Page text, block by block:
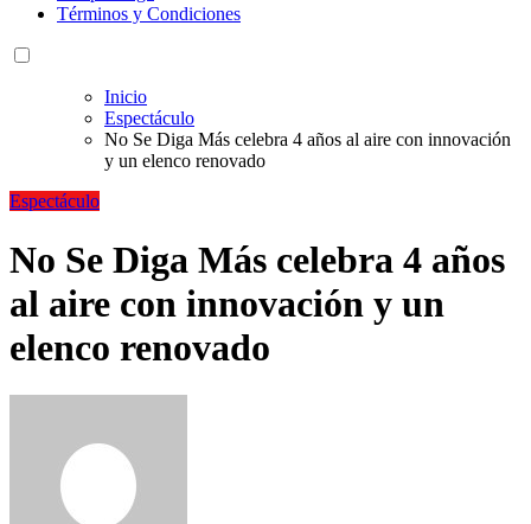
Términos y Condiciones
Inicio
Espectáculo
No Se Diga Más celebra 4 años al aire con innovación
y un elenco renovado
Espectáculo
No Se Diga Más celebra 4 años
al aire con innovación y un
elenco renovado